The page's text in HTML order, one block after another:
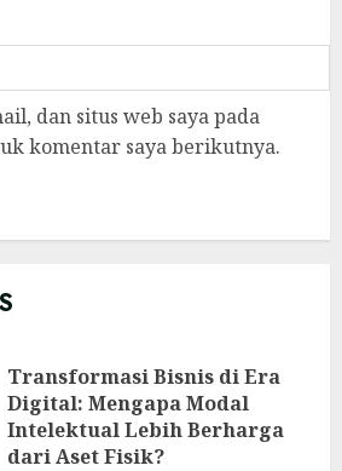
dan situs web saya pada
komentar saya berikutnya.
Transformasi Bisnis di Era
Digital: Mengapa Modal
Intelektual Lebih Berharga
dari Aset Fisik?